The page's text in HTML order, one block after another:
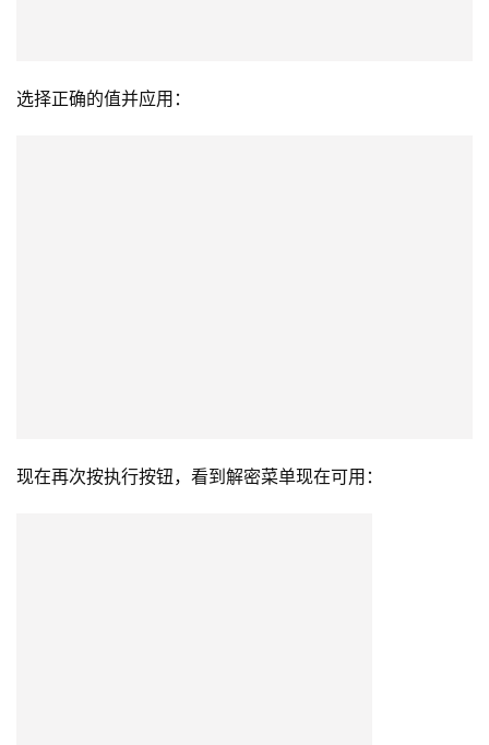
选择正确的值并应用：
现在再次按执行按钮，看到解密菜单现在可用：